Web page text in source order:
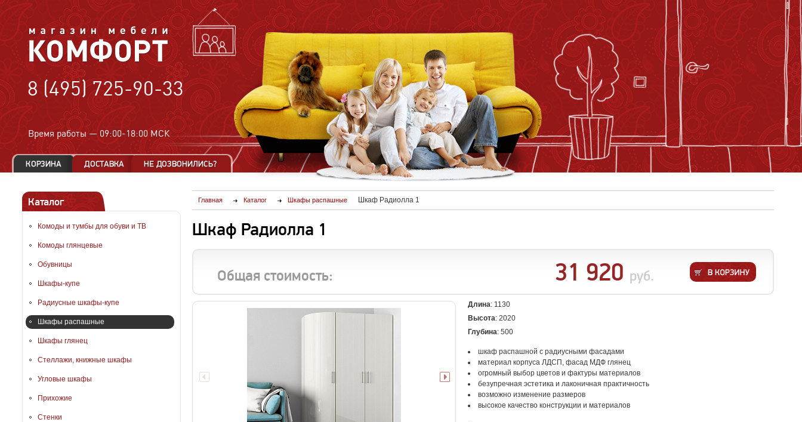
8 (495) 725-90-33
Время работы — 09:00-18:00 МСК
Каталог
Комоды и тумбы для обуви и ТВ
Комоды глянцевые
Обувницы
Шкафы-купе
Радиусные шкафы-купе
Шкафы распашные
Шкафы глянец
Стеллажи, книжные шкафы
Угловые шкафы
Прихожие
Стенки
Главная Каталог Шкафы распашные Шкаф Радиолла 1
Шкаф Радиолла 1
Общая стоимость: 31 920 руб.
Длина: 1130
Высота: 2020
Глубина: 500
шкаф распашной с радиусными фасадами
материал корпуса ЛДСП, фасад МДФ глянец
огромный выбор цветов и фактуры материалов
безупречная эстетика и лаконичная практичность
возможно изменение размеров
высокое качество конструкции и материалов